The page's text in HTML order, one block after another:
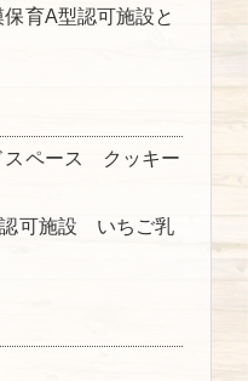
育A型認可施設と
ペース クッキー
認可施設 いちご乳